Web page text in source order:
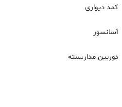
کمد دیواری
آسانسور
دوربین مداربسته